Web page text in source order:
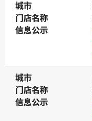
城市
城市
门店名称
门店名称
信息公示
信息公示
城市
城市
门店名称
门店名称
信息公示
信息公示